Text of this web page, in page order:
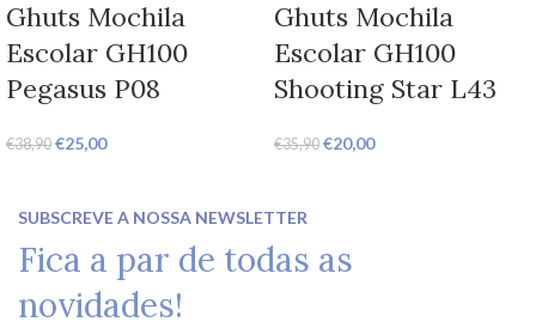
Ghuts Mochila
Escolar GH100
Pegasus P08
€38,90 €25,00
Ghuts Mochila
Escolar GH100
Shooting Star L43
€35,90 €20,00
SUBSCREVE A NOSSA NEWSLETTER
Fica a par de todas as
novidades!